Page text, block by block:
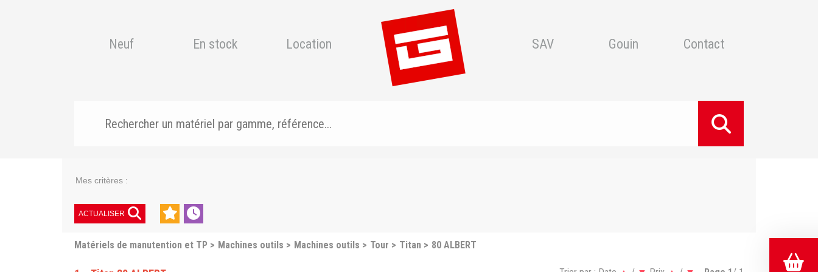
Neuf En stock Location SAV Gouin Contact
Mes critères :
ACTUALISER
Matériels de manutention et TP Machines outils Machines outils Tour Titan 80 ALBERT